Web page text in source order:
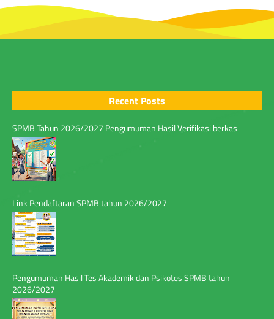
Recent Posts
SPMB Tahun 2026/2027 Pengumuman Hasil Verifikasi berkas
Link Pendaftaran SPMB tahun 2026/2027
Pengumuman Hasil Tes Akademik dan Psikotes SPMB tahun
2026/2027